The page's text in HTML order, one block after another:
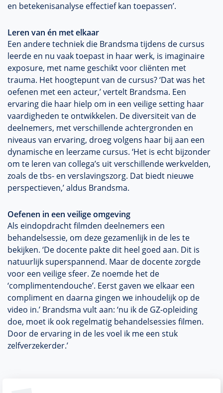
en betekenisanalyse effectief kan toepassen’.
Leren van én met elkaar
Een andere techniek die Brandsma tijdens de cursus
leerde en nu vaak toepast in haar werk, is imaginaire
exposure, met name geschikt voor cliënten met
trauma. Het hoogtepunt van de cursus? ‘Dat was het
oefenen met een acteur,’ vertelt Brandsma. Een
ervaring die haar hielp om in een veilige setting haar
vaardigheden te ontwikkelen. De diversiteit van de
deelnemers, met verschillende achtergronden en
niveaus van ervaring, droeg volgens haar bij aan een
dynamische en leerzame cursus. ‘Het is echt bijzonder
om te leren van collega’s uit verschillende werkvelden,
zoals de tbs- en verslavingszorg. Dat biedt nieuwe
perspectieven,’ aldus Brandsma.
Oefenen in een veilige omgeving
Als eindopdracht filmden deelnemers een
behandelsessie, om deze gezamenlijk in de les te
bekijken. ‘De docente pakte dit heel goed aan. Dit is
natuurlijk superspannend. Maar de docente zorgde
voor een veilige sfeer. Ze noemde het de
‘complimentendouche’. Eerst gaven we elkaar een
compliment en daarna gingen we inhoudelijk op de
video in.’ Brandsma vult aan: ‘nu ik de GZ-opleiding
doe, moet ik ook regelmatig behandelsessies filmen.
Door de ervaring in de les voel ik me een stuk
zelfverzekerder.’